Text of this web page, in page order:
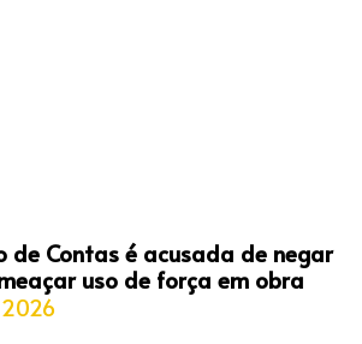
de Contas é acusada de negar
uso de força em obra